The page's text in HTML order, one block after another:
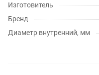
Изготовитель
Бренд
Диаметр внутренний, мм